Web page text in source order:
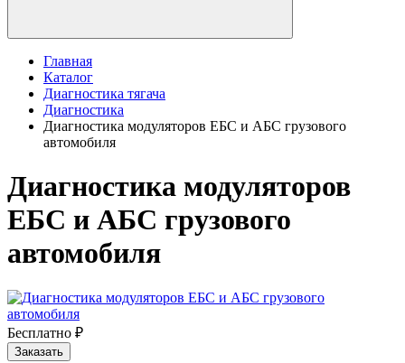
Главная
Каталог
Диагностика тягача
Диагностика
Диагностика модуляторов ЕБС и АБС грузового
автомобиля
Диагностика модуляторов
ЕБС и АБС грузового
автомобиля
Бесплатно ₽
Заказать